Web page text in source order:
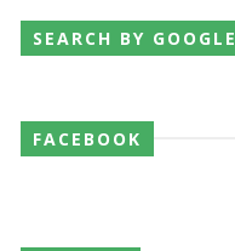
SEARCH BY GOOGLE
FACEBOOK